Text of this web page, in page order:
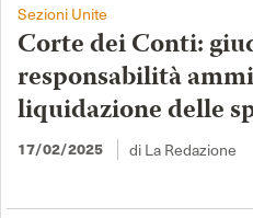
Sezioni Unite
Corte dei Conti:
responsabilità
liquidazione delle
17/02/2025 di La Redazione